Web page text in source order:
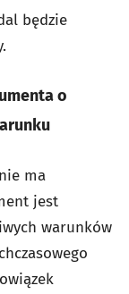
będzie
o
ma
jest
warunków